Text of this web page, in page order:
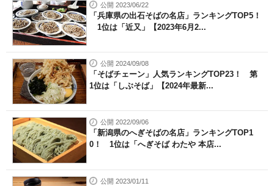
公開 2023/06/22
「兵庫県の出石そばの名店」ランキングTOP5！
1位は「近又」【2023年6月2...
公開 2024/09/08
「そばチェーン」人気ランキングTOP23！ 第
1位は「しぶそば」【2024年最新...
公開 2022/09/06
「新潟県のへぎそばの名店」ランキングTOP1
0！ 1位は「へぎそば わたや 本店...
公開 2023/01/11